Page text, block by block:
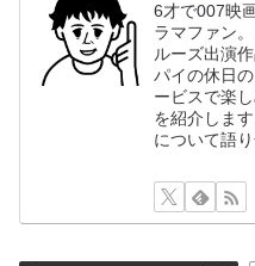
6才で007映
ラマファン
ルーズ出演
パイの休日
ービスで楽
を紹介しま
について語